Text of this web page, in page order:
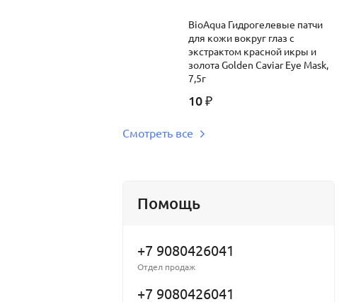
BioAqua Гидрогелевые патчи
для кожи вокруг глаз c
экстрактом красной икры и
золота Golden Caviar Eye Mask,
7,5г
10 ₽
Смотреть все
Помощь
+7 9080426041
Отдел продаж
+7 9080426041